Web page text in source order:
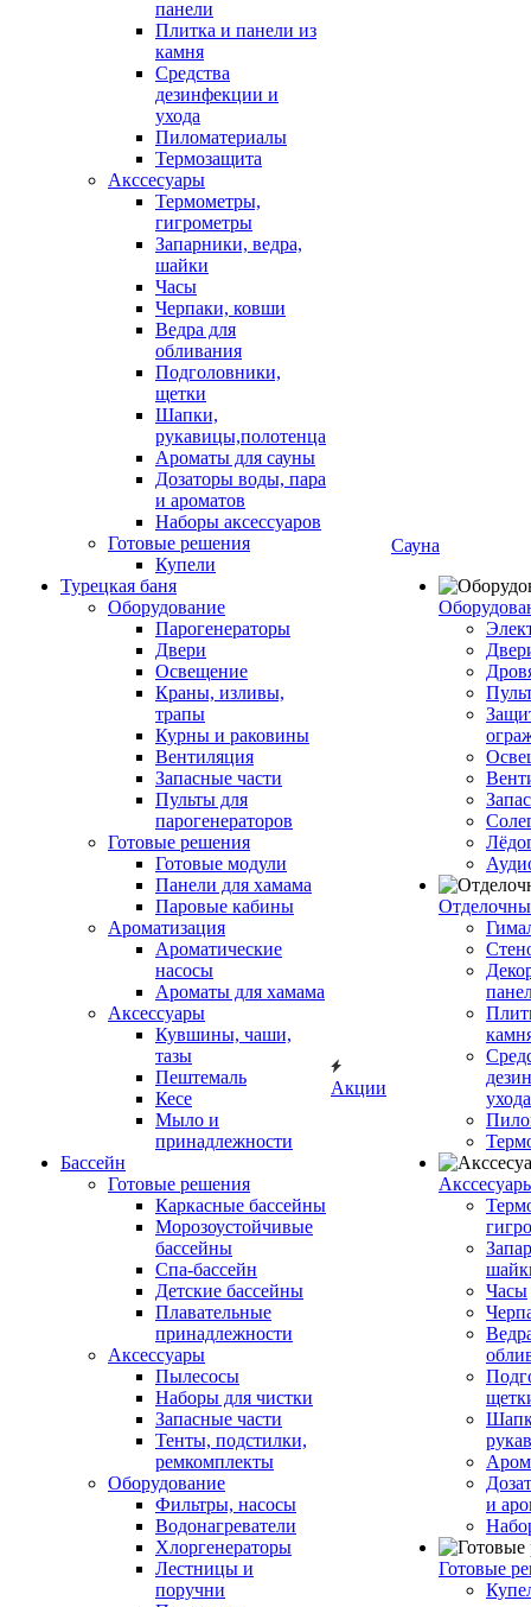
панели
Плитка и панели из
камня
Средства
дезинфекции и
ухода
Пиломатериалы
Термозащита
Аксcесуары
Термометры,
гигрометры
Запарники, ведра,
шайки
Часы
Черпаки, ковши
Ведра для
обливания
Подголовники,
щетки
Шапки,
рукавицы,полотенца
Ароматы для сауны
Дозаторы воды, пара
и ароматов
Наборы аксессуаров
Готовые решения
Купели
Турецкая баня
Оборудование
Парогенераторы
Двери
Освещение
Краны, изливы,
трапы
Курны и раковины
Вентиляция
Запасные части
Пульты для
парогенераторов
Готовые решения
Готовые модули
Панели для хамама
Паровые кабины
Ароматизация
Ароматические
насосы
Ароматы для хамама
Аксессуары
Кувшины, чаши,
тазы
Пештемаль
Кесе
Мыло и
принадлежности
Бассейн
Готовые решения
Каркасные бассейны
Морозоустойчивые
бассейны
Спа-бассейн
Детские бассейны
Плавательные
принадлежности
Аксессуары
Пылесосы
Наборы для чистки
Запасные части
Тенты, подстилки,
ремкомплекты
Оборудование
Фильтры, насосы
Водонагреватели
Хлоргенераторы
Лестницы и
поручни
Акции
Сауна
ухода
Часы
и
Готовые